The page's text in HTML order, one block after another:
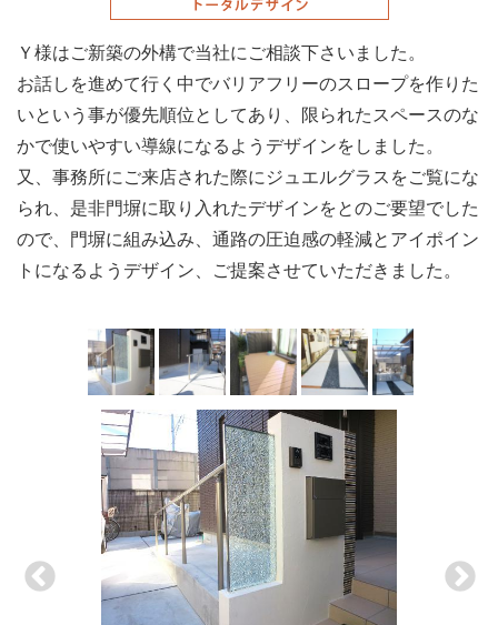
Ｙ様はご新築の外構で当社にご相談下さいました。
お話しを進めて行く中でバリアフリーのスロープを作りた
いという事が優先順位としてあり、限られたスペースのな
かで使いやすい導線になるようデザインをしました。
又、事務所にご来店された際にジュエルグラスをご覧にな
られ、是非門塀に取り入れたデザインをとのご要望でした
ので、門塀に組み込み、通路の圧迫感の軽減とアイポイン
トになるようデザイン、ご提案させていただきました。